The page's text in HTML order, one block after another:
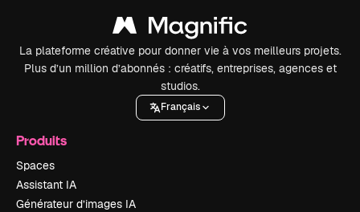
La plateforme créative pour donner vie à vos meilleurs projets.
Plus d’un million d’abonnés : créatifs, entreprises, agences et
studios.
Français
Produits
Spaces
Assistant IA
Générateur d’images IA